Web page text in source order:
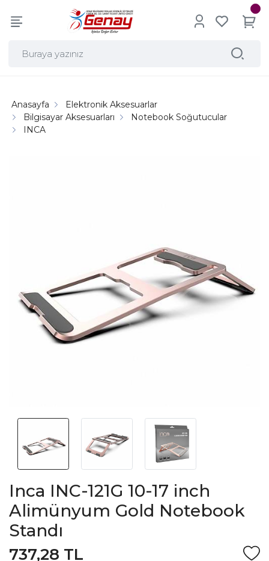
Anasayfa
Elektronik Aksesuarlar
Bilgisayar Aksesuarları
Notebook Soğutucular
INCA
Inca INC-121G 10-17 inch
Alimünyum Gold Notebook
Standı
737,28 TL